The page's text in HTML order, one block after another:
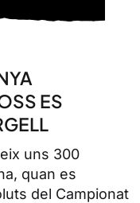
ES
uns 300
quan es
del Campionat